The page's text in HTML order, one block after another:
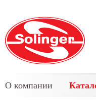
О компании